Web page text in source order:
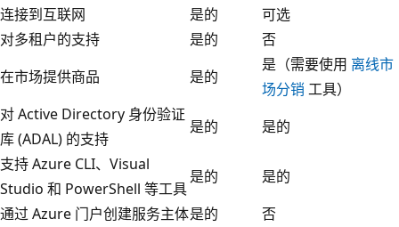
连接到互联网
是的
可选
对多租户的支持
是的
否
在市场提供商品
是的
是（需要使用 离线市
场分销 工具）
对 Active Directory 身份验证
库 (ADAL) 的支持
是的
是的
支持 Azure CLI、Visual
Studio 和 PowerShell 等工具
是的
是的
通过 Azure 门户创建服务主体是的
否